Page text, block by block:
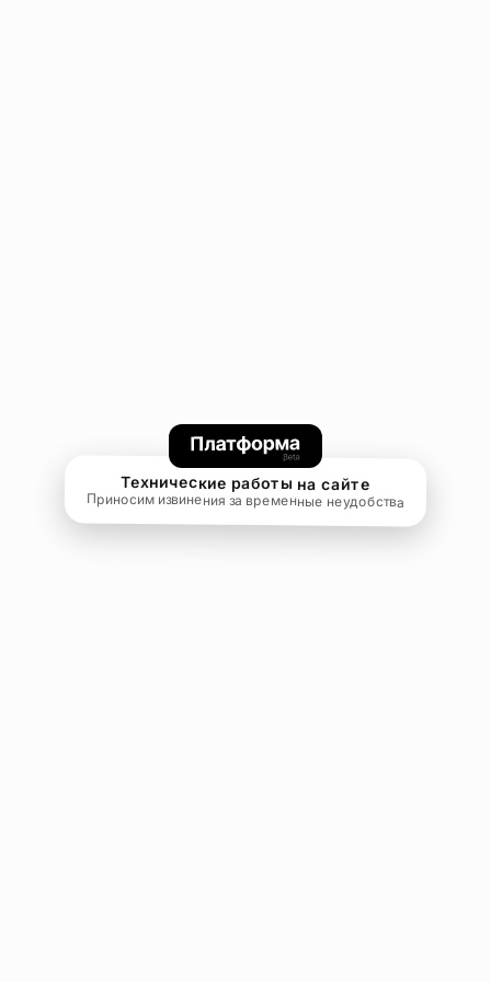
Технические работы на сайте
Приносим извинения за временные неудобства